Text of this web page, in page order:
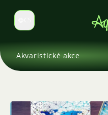
Select language
Akvaristické akce